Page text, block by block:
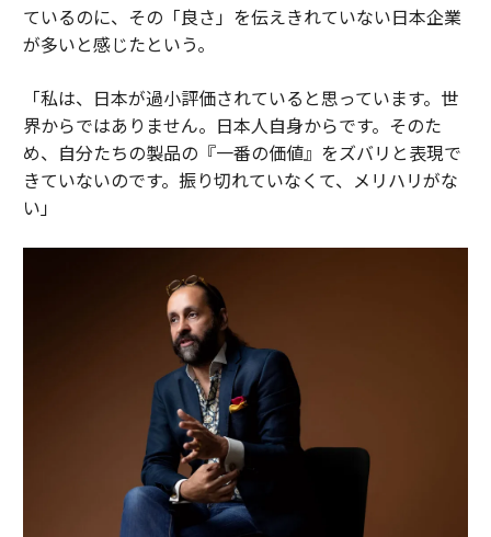
ているのに、その「良さ」を伝えきれていない日本企業
が多いと感じたという。
「私は、日本が過小評価されていると思っています。世
界からではありません。日本人自身からです。そのた
め、自分たちの製品の『一番の価値』をズバリと表現で
きていないのです。振り切れていなくて、メリハリがな
い」